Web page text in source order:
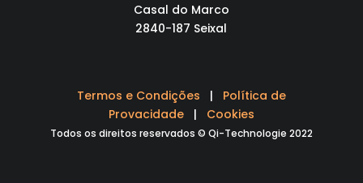
Casal do Marco
2840-187 Seixal
Termos e Condições | Política de
Provacidade| Cookies
Todos os direitos reservados © Qi-Technologie 2022